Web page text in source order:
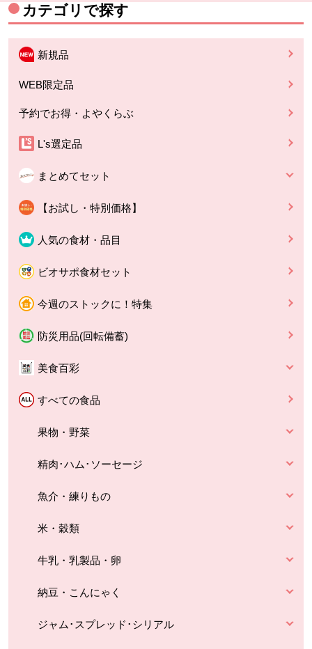
カテゴリで探す
新規品
WEB限定品
予約でお得・よやくらぶ
L's選定品
まとめてセット
【お試し・特別価格】
人気の食材・品目
ビオサポ食材セット
今週のストックに！特集
防災用品(回転備蓄)
美食百彩
すべての食品
果物・野菜
精肉･ハム･ソーセージ
魚介・練りもの
米・穀類
牛乳・乳製品・卵
納豆・こんにゃく
ジャム･スプレッド･シリアル